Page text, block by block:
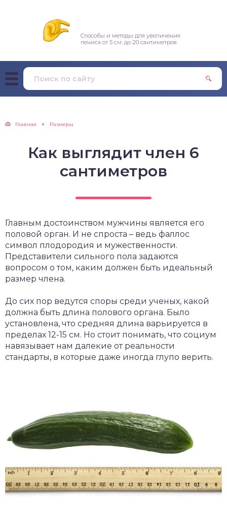
Способы и методы для увеличения
пениса от 5 см. до 20 сантиметров
Главная Размеры
Как выглядит член 6
сантиметров
Главным достоинством мужчины является его
половой орган. И не спроста – ведь фаллос
символ плодородия и мужественности.
Представители сильного пола задаются
вопросом о том, каким должен быть идеальный
размер члена.
До сих пор ведутся споры среди ученых, какой
должна быть длина полового органа. Было
установлена, что средняя длина варьируется в
пределах 12-15 см. Но стоит понимать, что социум
навязывает нам далекие от реальности
стандарты, в которые даже иногда глупо верить.